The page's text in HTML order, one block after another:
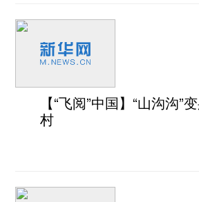
【“飞阅”中国】“山沟沟”
村